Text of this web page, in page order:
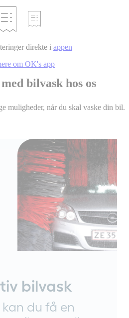
direkte i appen
om OK's app
bilvask hos os
muligheder, når du skal vaske din bil.
bilvask
kan du få en